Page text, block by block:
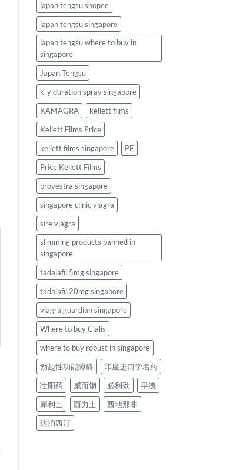
japan tengsu shopee
japan tengsu singapore
japan tengsu where to buy in
singapore
Japan Tengsu
k-y duration spray singapore
KAMAGRA
kellett films
Kellett Films Price
kellett films singapore
PE
Price Kellett Films
provestra singapore
singapore clinic viagra
sire viagra
slimming products banned in
singapore
tadalafil 5mg singapore
tadalafil 20mg singapore
viagra guardian singapore
Where to buy Cialis
where to buy robust in singapore
勃起性功能障碍
印度进口学名药
壮阳药
威而钢 必利劲
早洩
犀利士
西力士
西地那非
达泊西汀